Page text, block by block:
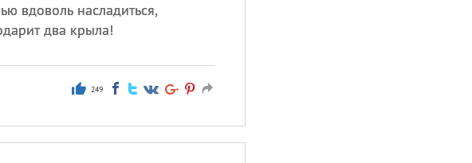
вдоволь насладиться,
два крыла!
249